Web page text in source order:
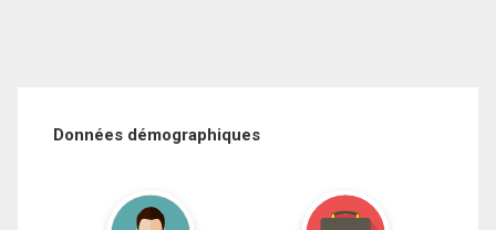
Données démographiques